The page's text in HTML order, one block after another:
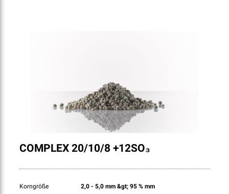
COMPLEX 20/10/8 +12SO₃
Korngröße
2,0 - 5,0 mm &gt; 95 % mm